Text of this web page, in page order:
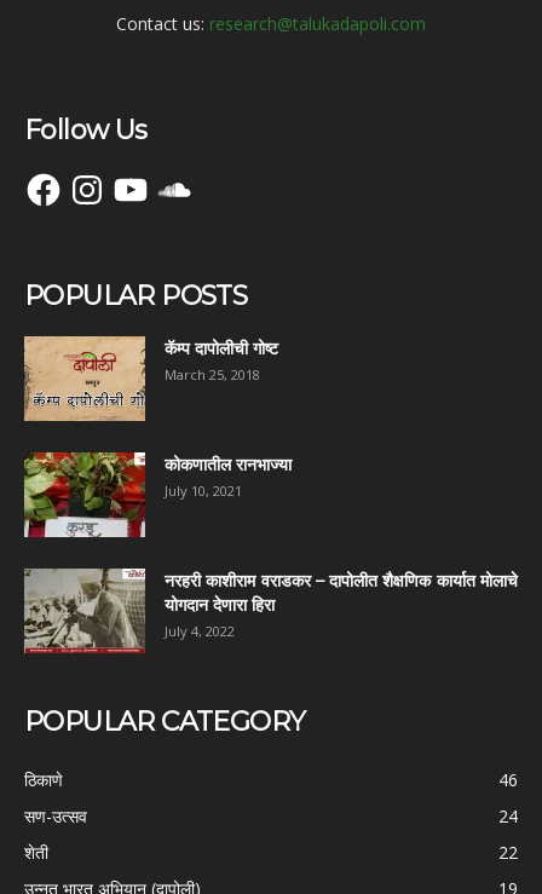
Contact us: research@talukadapoli.com
Follow Us
FacebookInstagramYouTubeSoundCloud
POPULAR POSTS
कॅम्प दापोलीची गोष्ट
March 25, 2018
कोकणातील रानभाज्या
July 10, 2021
नरहरी काशीराम वराडकर – दापोलीत शैक्षणिक कार्यात मोलाचे
योगदान देणारा हिरा
July 4, 2022
POPULAR CATEGORY
ठिकाणे
46
सण-उत्सव
24
शेती
22
उन्नत भारत अभियान (दापोली)
19